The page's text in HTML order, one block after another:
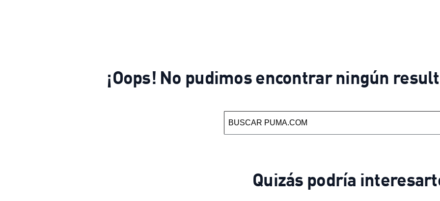
¡Oops! No pudimos encontrar ningún
Quizás podría